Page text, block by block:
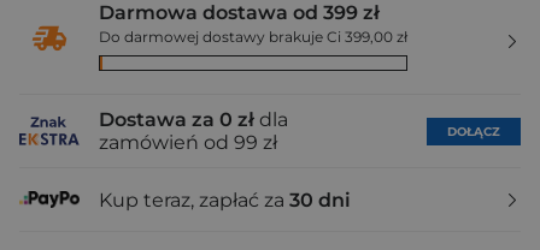
Darmowa dostawa od 399 zł
Do darmowej dostawy brakuje Ci 399,00 zł
Dostawa za 0 zł dla
zamówień od 99 zł
DOŁĄCZ
Kup teraz, zapłać za 30 dni